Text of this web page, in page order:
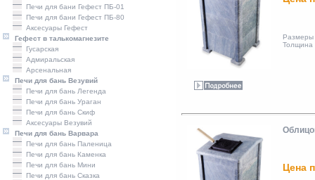
Печи для бани Гефест ПБ-01
Печи для бани Гефест ПБ-80
Аксесуары Гефест
Гефест в талькомагнезите
Гусарская
Адмиральская
Арсенальная
Печи для бань Везувий
Печи для бань Легенда
Печи для бань Ураган
Печи для бань Скиф
Аксесуары Везувий
Печи для бань Варвара
Печи для бань Паленица
Печи для бань Каменка
Печи для бань Мини
Печи для бань Сказка
Размеры
Толщина
Цена